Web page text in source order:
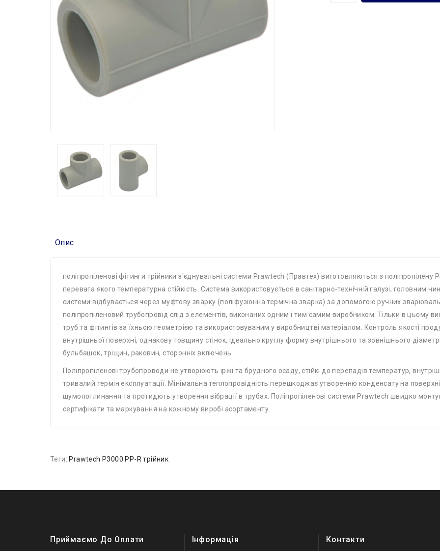
Опис
поліпропіленові фітинги трійники з'єднувальні системи Prawtech (Правтех) виготовляються з поліпропілену
перевага якого температурна стійкість. Система використовується в санітарно-технічній галузі, головним
системи відбувається через муфтову зварку (поліфузіонна термічна зварка) за допомогою ручних
поліпропіленовий трубопровід слід з елементів, виконаних одним і тим самим виробником. Тільки в цьому
труб та фітингів за їхньою геометрією та використовуваним у виробництві матеріалом. Контроль якості
внутрішньої поверхні, однакову товщину стінок, ідеально круглу форму внутрішнього та зовнішнього
бульбашок, тріщин, раковин, сторонніх включень.
Поліпропіленові трубопроводи не утворюють іржі та брудного осаду, стійкі до перепадів температур,
тривалий термін експлуатації. Мінімальна теплопровідність перешкоджає утворенню конденсату на
шумопоглинання та протидють утворення вібрації в трубах. Поліпропіленові системи Prawtech швидко
сертифікати та маркування на кожному виробі асортаменту.
Теги: Prawtech P3000 PP-R трійник
Приймаємо До Оплати Інформація Контакти